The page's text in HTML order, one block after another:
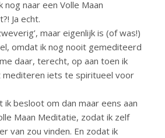
nog naar een Volle Maan
Ja echt.
maar eigenlijk is (of was!)
omdat ik nog nooit gemediteerd
daar, terecht, op aan toen ik
iets te spiritueel voor
ik besloot om dan maar eens aan
Maan Meditatie, zodat ik zelf
van zou vinden. En zodat ik